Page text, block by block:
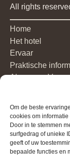
Om de beste
cookies om
Door in te stemmen
surfgedrag of unieke
geeft of uw
bepaalde functies en
All rights
Home
Het hotel
Ervaar
Praktische
Algemene
Maison Brigida
Dorpstraat 36
6255 AN
+31 43 852 9896